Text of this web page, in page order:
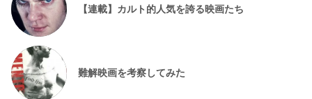
【連載】カルト的人気を誇る映画たち
難解映画を考察してみた